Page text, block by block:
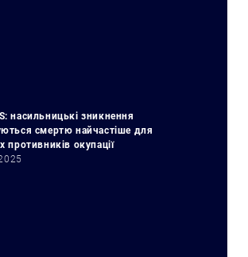
насильницькі зникнення
смертю найчастіше для
противників окупації